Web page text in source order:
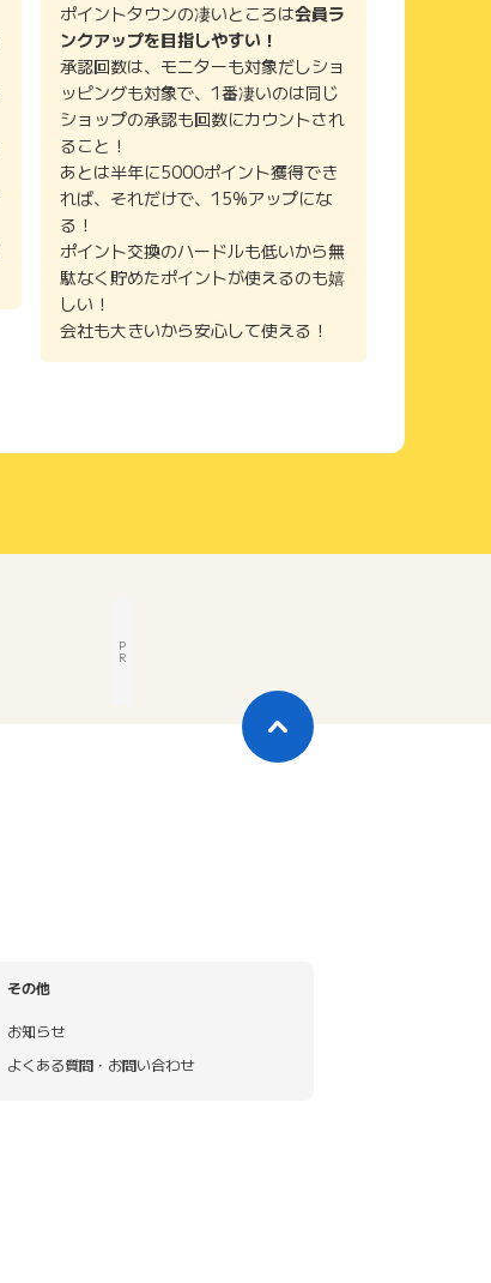
ポイントタウンの凄いところは会員ラ
ンクアップを目指しやすい！
承認回数は、モニターも対象だしショ
ッピングも対象で、1番凄いのは同じ
ショップの承認も回数にカウントされ
ること！
あとは半年に5000ポイント獲得でき
れば、それだけで、15%アップにな
る！
ポイント交換のハードルも低いから無
駄なく貯めたポイントが使えるのも嬉
しい！
会社も大きいから安心して使える！
P
R
その他
お知らせ
よくある質問・お問い合わせ